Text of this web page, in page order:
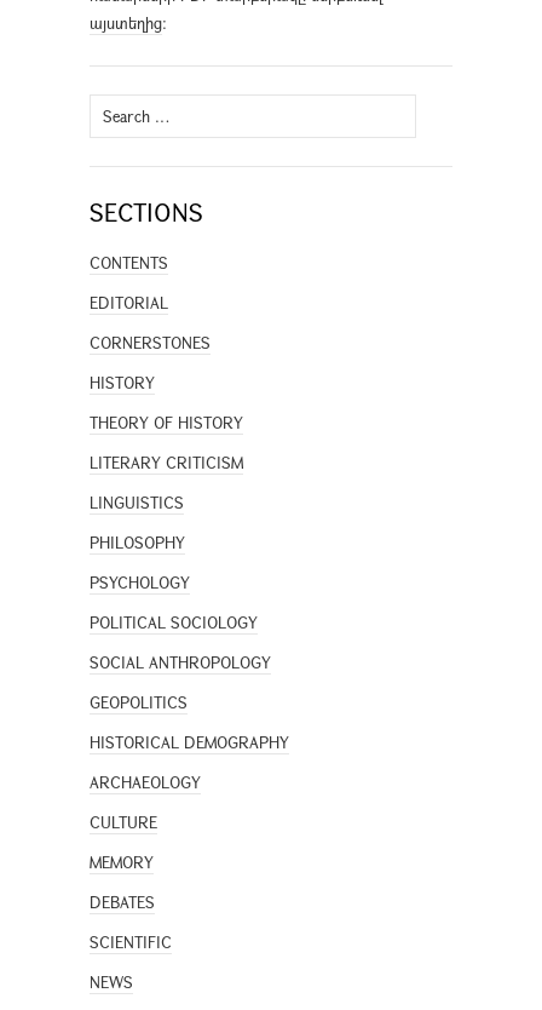
այստեղից։
Search
for:
SECTIONS
CONTENTS
EDITORIAL
CORNERSTONES
HISTORY
THEORY OF HISTORY
LITERARY CRITICISM
LINGUISTICS
PHILOSOPHY
PSYCHOLOGY
POLITICAL SOCIOLOGY
SOCIAL ANTHROPOLOGY
GEOPOLITICS
HISTORICAL DEMOGRAPHY
ARCHAEOLOGY
CULTURE
MEMORY
DEBATES
SCIENTIFIC
NEWS